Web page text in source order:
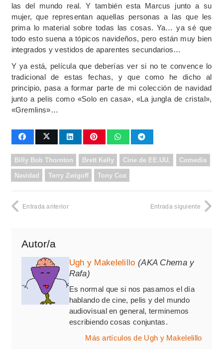
las del mundo real. Y también esta Marcus junto a su
mujer, que representan aquellas personas a las que les
prima lo material sobre todas las cosas. Ya… ya sé que
todo esto suena a tópicos navideños, pero están muy bien
integrados y vestidos de aparentes secundarios…
Y ya está, película que deberías ver si no te convence lo
tradicional de estas fechas, y que como he dicho al
principio, pasa a formar parte de mi colección de navidad
junto a pelis como «Solo en casa», «La jungla de cristal»,
«Gremlins»…
Billy Bob Thornton Brett Kelly Cine de EE.UU. Comedia
Navidad Terry Zwigoff Tony Cox
Entrada anterior Entrada siguiente
Autor/a
Ugh y Makelelillo (AKA Chema y
Rafa)
Es normal que si nos pasamos el día
hablando de cine, pelis y del mundo
audiovisual en general, terminemos
escribiendo cosas conjuntas.
Más artículos de Ugh y Makelelillo